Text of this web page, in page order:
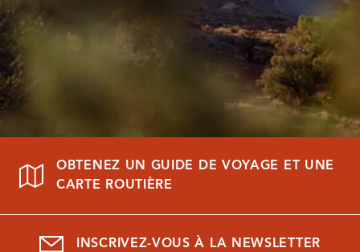
OBTENEZ UN GUIDE DE VOYAGE ET UNE
CARTE ROUTIÈRE
INSCRIVEZ-VOUS À LA NEWSLETTER